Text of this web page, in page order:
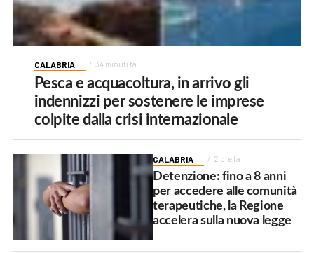
CALABRIA 34 minuti fa
Pesca e acquacoltura, in arrivo gli
indennizzi per sostenere le imprese
colpite dalla crisi internazionale
CALABRIA 2 ore fa
Detenzione: fino a 8 anni
per accedere alle comunità
terapeutiche, la Regione
accelera sulla nuova legge